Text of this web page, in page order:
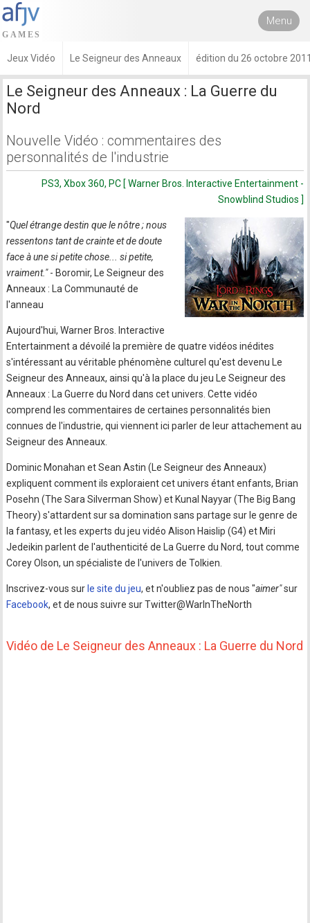
Menu
Jeux Vidéo Le Seigneur des Anneaux édition du 26 octobre
Le Seigneur des Anneaux : La Guerre du
Nord
Nouvelle Vidéo : commentaires des
personnalités de l'industrie
PS3, Xbox 360, PC [ Warner Bros. Interactive Entertainment -
Snowblind Studios ]
"Quel étrange destin que le nôtre ; nous
ressentons tant de crainte et de doute
face à une si petite chose... si petite,
vraiment."- Boromir, Le Seigneur des
Anneaux : La Communauté de
l'anneau
Aujourd'hui, Warner Bros. Interactive
Entertainment a dévoilé la première de quatre vidéos inédites
s'intéressant au véritable phénomène culturel qu'est devenu Le
Seigneur des Anneaux, ainsi qu'à la place du jeu Le Seigneur des
Anneaux : La Guerre du Nord dans cet univers. Cette vidéo
comprend les commentaires de certaines personnalités bien
connues de l'industrie, qui viennent ici parler de leur attachement au
Seigneur des Anneaux.
Dominic Monahan et Sean Astin (Le Seigneur des Anneaux)
expliquent comment ils exploraient cet univers étant enfants, Brian
Posehn (The Sara Silverman Show) et Kunal Nayyar (The Big Bang
Theory) s'attardent sur sa domination sans partage sur le genre de
la fantasy, et les experts du jeu vidéo Alison Haislip (G4) et Miri
Jedeikin parlent de l'authenticité de La Guerre du Nord, tout comme
Corey Olson, un spécialiste de l'univers de Tolkien.
Inscrivez-vous sur le site du jeu, et n'oubliez pas de nous "aimer"sur
Facebook, et de nous suivre sur Twitter@WarInTheNorth
Vidéo de Le Seigneur des Anneaux : La Guerre du Nord